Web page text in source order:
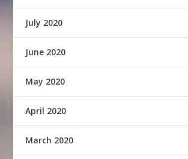
July 2020
June 2020
May 2020
April 2020
March 2020